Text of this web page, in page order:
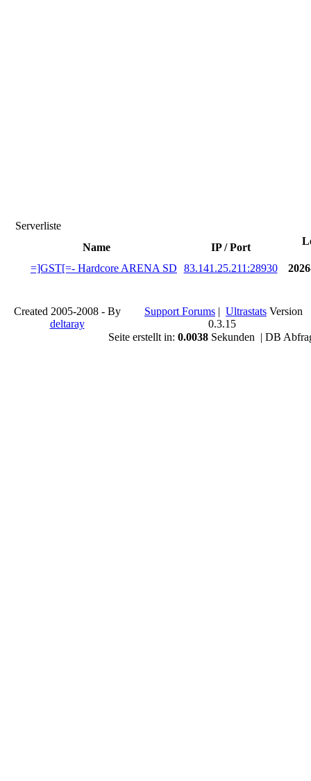
Serverliste
Name
IP / Port
=]GST[=- Hardcore ARENA SD 83.141.25.211:28930
Created 2005-2008 - By
deltaray
Support Forums | Ultrastats Version
0.3.15
Seite erstellt in: 0.0038Sekunden | DB